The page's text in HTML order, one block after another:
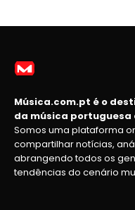
Música.com.pt é o
da música portuguesa
Somos uma plataforma
compartilhar notícias,
abrangendo todos os
tendências do cenário